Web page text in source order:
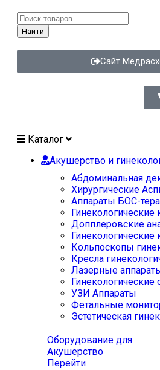
Найти
Сайт
Каталог
Акушерство и
Абдоминальная
Хирургические
Аппараты БОС-
Допплеровские
Гинекологические
Кольпоскопы
Кресла
Лазерные
Гинекологические
УЗИ Аппараты
Фетальные
Эстетическая
Оборудование для
Акушерство
Перейти